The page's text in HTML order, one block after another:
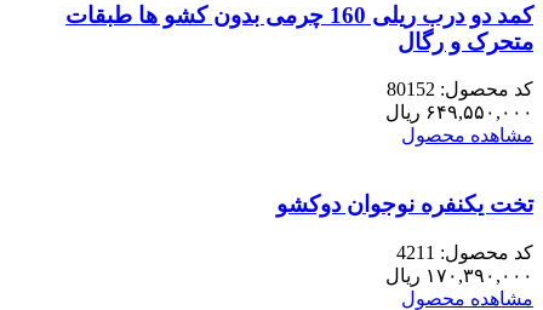
کمد دو درب ریلی 160 چرمی بدون کشو ها طبقات
متحرک و رگال
کد محصول: 80152
۶۴۹,۵۵۰,۰۰۰ ریال
مشاهده محصول
تخت یکنفره نوجوان دوکشو
کد محصول: 4211
۱۷۰,۳۹۰,۰۰۰ ریال
مشاهده محصول